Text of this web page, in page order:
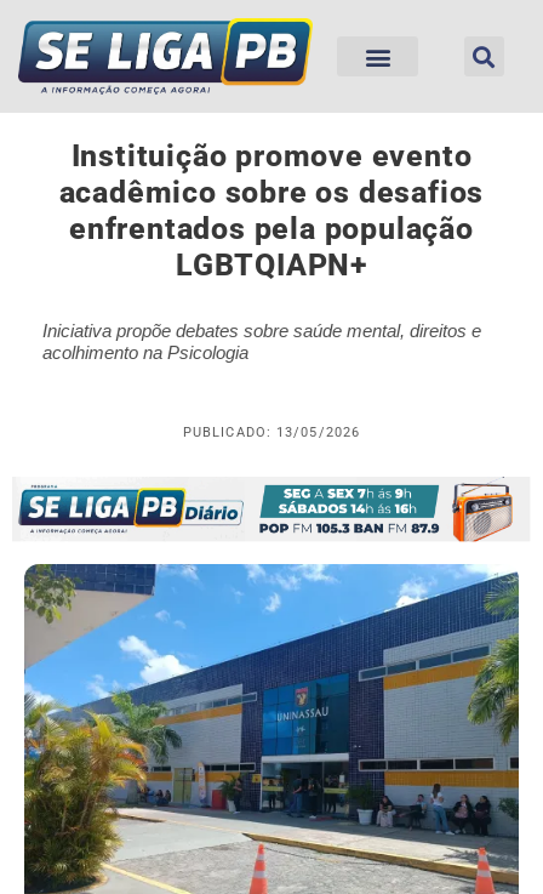
Instituição promove evento
acadêmico sobre os desafios
enfrentados pela população
LGBTQIAPN+
Iniciativa propõe debates sobre saúde mental, direitos e
acolhimento na Psicologia
PUBLICADO: 13/05/2026